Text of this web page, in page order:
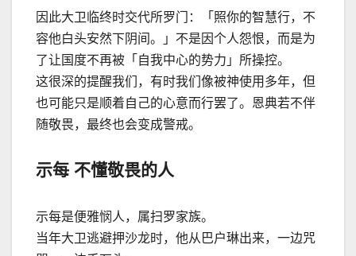
因此大卫临终时交代所罗门：「照你的智慧行，不
容他白头安然下阴间。」不是因个人怨恨，而是为
了让国度不再被「自我中心的势力」所操控。
这很深的提醒我们，有时我们像被神使用多年，但
也可能只是顺着自己的心意而行罢了。恩典若不伴
随敬畏，最终也会变成警戒。
示每 不懂敬畏的人
示每是便雅悯人，属扫罗家族。
当年大卫逃避押沙龙时，他从巴户琳出来，一边咒